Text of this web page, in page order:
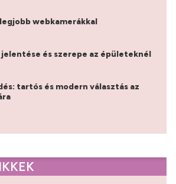
webkamerákkal
és szerepe az épületeknél
tartós és modern választás az